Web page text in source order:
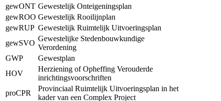
gewONT Gewestelijk Onteigeningsplan
gewROO Gewestelijk Rooilijnplan
gewRUP Gewestelijk Ruimtelijk Uitvoeringsplan
gewSVO
Gewestelijke Stedenbouwkundige
Verordening
GWP
Gewestplan
HOV
Herziening of Opheffing Verouderde
inrichtingsvoorschriften
proCPR
Provinciaal Ruimtelijk Uitvoeringsplan in het
kader van een Complex Project